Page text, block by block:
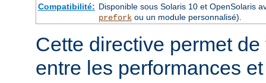
Compatibilité: Disponible sous Solaris 10 et OpenSolaris
preforkou un module personnalisé).
Cette directive permet
entre les performances